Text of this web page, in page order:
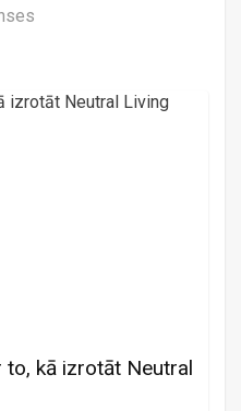
kā izrotāt Neutral